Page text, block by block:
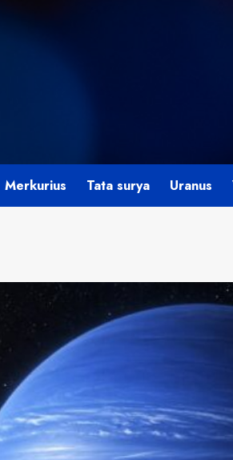
Merkurius Tata surya Uranus